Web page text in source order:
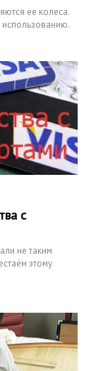
ее колеса.
использованию.
с
не таким
этому